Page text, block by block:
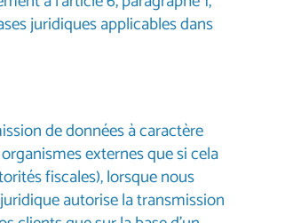
juridiques applicables dans
de données à caractère
externes que si cela
fiscales), lorsque nous
autorise la transmission